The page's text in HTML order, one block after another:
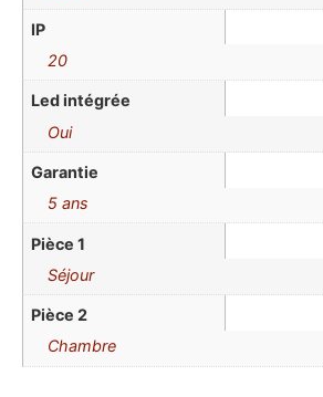
IP
20
Led intégrée
Oui
Garantie
5 ans
Pièce 1
Séjour
Pièce 2
Chambre